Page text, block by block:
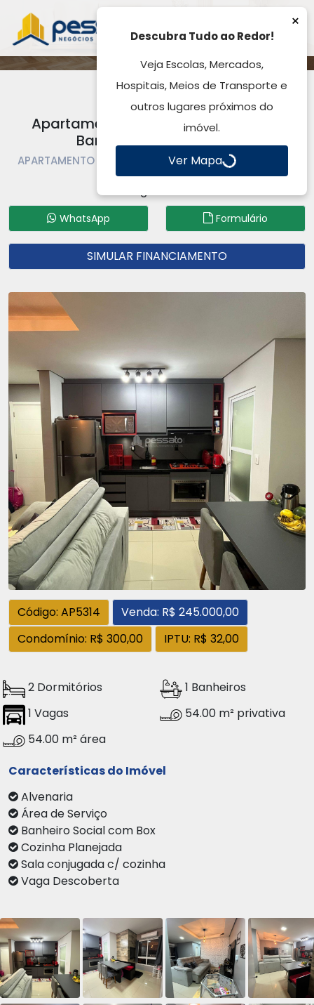
Apartamento para Venda, 54,00m²,
Barnabé - Gravataí, RS
APARTAMENTO À VENDA | APARTAMENTO | GRAVATAÍ |
BARNABÉ
WhatsApp Formulário
SIMULAR FINANCIAMENTO
Código: AP5314
Venda: R$ 245.000,00
Condomínio: R$ 300,00
IPTU: R$ 32,00
2 Dormitórios
1 Banheiros
1 Vagas
54.00 m² privativa
54.00 m² área
Características do Imóvel
Alvenaria
Área de Serviço
Banheiro Social com Box
Cozinha Planejada
Sala conjugada c/ cozinha
Vaga Descoberta
×
Descubra Tudo ao Redor!
Veja Escolas, Mercados,
Hospitais, Meios de Transporte e
outros lugares próximos do
imóvel.
Ver Mapa